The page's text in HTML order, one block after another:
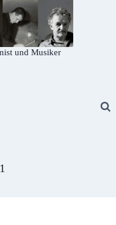
und Musiker